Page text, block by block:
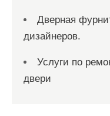
Дверная
дизайнеров.
Услуги по
двери